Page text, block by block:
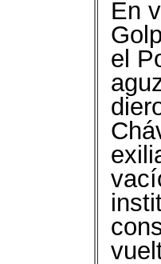
En
el